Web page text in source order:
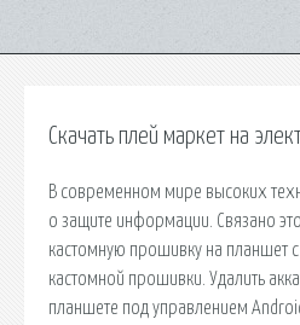
Скачать плей маркет на
В современном мире высоких
о защите информации. Связано
кастомную прошивку на планшет с
кастомной прошивки. Удалить
планшете под управлением